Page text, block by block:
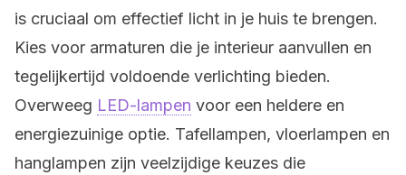
is cruciaal om effectief licht in je huis te brengen.
Kies voor armaturen die je interieur aanvullen en
tegelijkertijd voldoende verlichting bieden.
Overweeg LED-lampen voor een heldere en
energiezuinige optie. Tafellampen, vloerlampen en
hanglampen zijn veelzijdige keuzes die